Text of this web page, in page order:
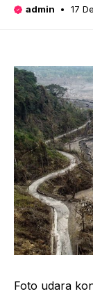
admin 17
Foto udara